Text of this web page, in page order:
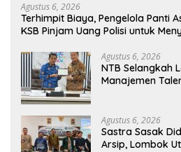
Agustus 6, 2026
Terhimpit Biaya, Pengelola Panti
KSB Pinjam Uang Polisi untuk
Agustus 6, 2026
NTB Selangkah
Manajemen
Agustus 6, 2026
Sastra Sasak
Arsip, Lombok